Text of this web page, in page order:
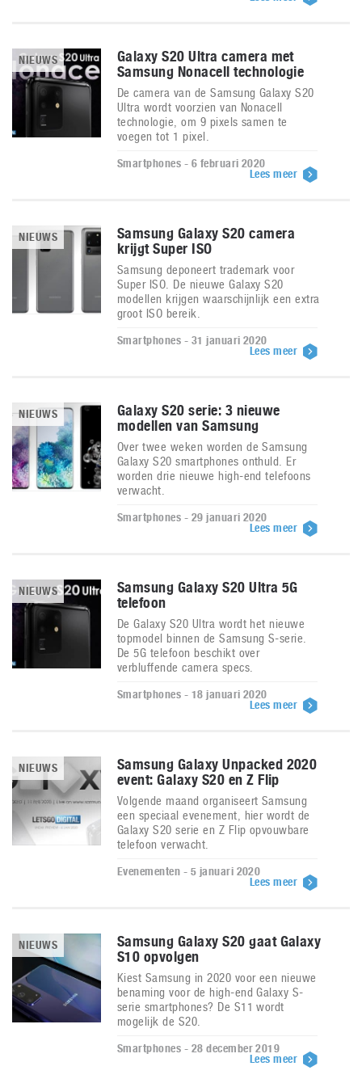
NIEUWS
Galaxy S20 Ultra camera met
Samsung Nonacell technologie
De camera van de Samsung Galaxy S20
Ultra wordt voorzien van Nonacell
technologie, om 9 pixels samen te
voegen tot 1 pixel.
Smartphones - 6 februari 2020
Lees meer
NIEUWS
Samsung Galaxy S20 camera
krijgt Super ISO
Samsung deponeert trademark voor
Super ISO. De nieuwe Galaxy S20
modellen krijgen waarschijnlijk een extra
groot ISO bereik.
Smartphones - 31 januari 2020
Lees meer
NIEUWS
Galaxy S20 serie: 3 nieuwe
modellen van Samsung
Over twee weken worden de Samsung
Galaxy S20 smartphones onthuld. Er
worden drie nieuwe high-end telefoons
verwacht.
Smartphones - 29 januari 2020
Lees meer
NIEUWS
Samsung Galaxy S20 Ultra 5G
telefoon
De Galaxy S20 Ultra wordt het nieuwe
topmodel binnen de Samsung S-serie.
De 5G telefoon beschikt over
verbluffende camera specs.
Smartphones - 18 januari 2020
Lees meer
NIEUWS
Samsung Galaxy Unpacked 2020
event: Galaxy S20 en Z Flip
Volgende maand organiseert Samsung
een speciaal evenement, hier wordt de
Galaxy S20 serie en Z Flip opvouwbare
telefoon verwacht.
Evenementen - 5 januari 2020
Lees meer
NIEUWS
Samsung Galaxy S20 gaat Galaxy
S10 opvolgen
Kiest Samsung in 2020 voor een nieuwe
benaming voor de high-end Galaxy S-
serie smartphones? De S11 wordt
mogelijk de S20.
Smartphones - 28 december 2019
Lees meer